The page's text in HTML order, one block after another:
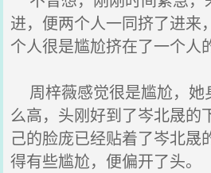
进，便两个人一同挤了进来
个人很是尴尬挤在了一个人
周梓薇感觉很是尴尬，她
么高，头刚好到了岑北晟的
己的脸庞已经贴着了岑北晟
得有些尴尬，便偏开了头。